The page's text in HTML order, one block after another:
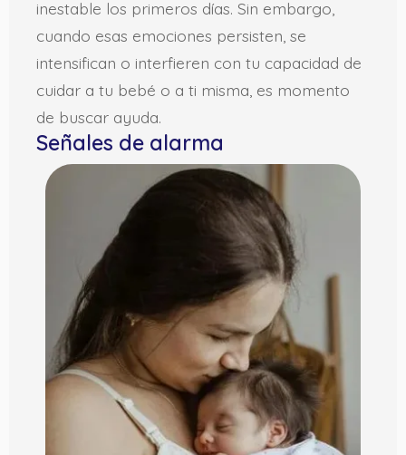
inestable los primeros días. Sin embargo,
cuando esas emociones persisten, se
intensifican o interfieren con tu capacidad de
cuidar a tu bebé o a ti misma, es momento
de buscar ayuda.
Señales de alarma